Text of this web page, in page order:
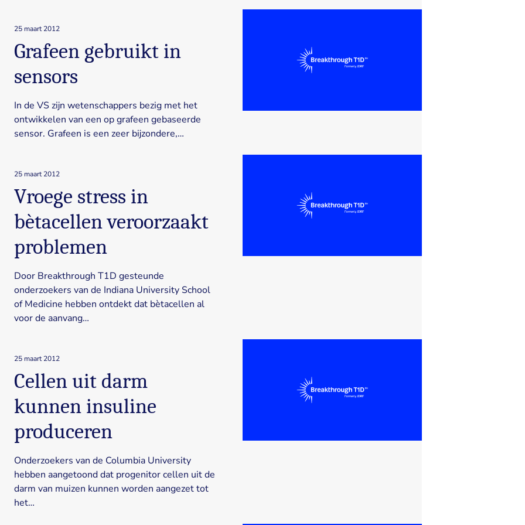
25 maart 2012
Grafeen gebruikt in
sensors
In de VS zijn wetenschappers bezig met het
ontwikkelen van een op grafeen gebaseerde
sensor. Grafeen is een zeer bijzondere,…
25 maart 2012
Vroege stress in
bètacellen veroorzaakt
problemen
Door Breakthrough T1D gesteunde
onderzoekers van de Indiana University School
of Medicine hebben ontdekt dat bètacellen al
voor de aanvang…
25 maart 2012
Cellen uit darm
kunnen insuline
produceren
Onderzoekers van de Columbia University
hebben aangetoond dat progenitor cellen uit de
darm van muizen kunnen worden aangezet tot
het…